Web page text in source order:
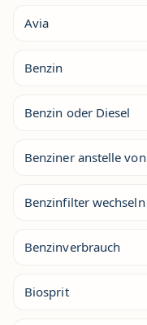
Avia
Benzin
Benzin oder Diesel
Benziner anstelle
Benzinfilter wechseln
Benzinverbrauch
Biosprit